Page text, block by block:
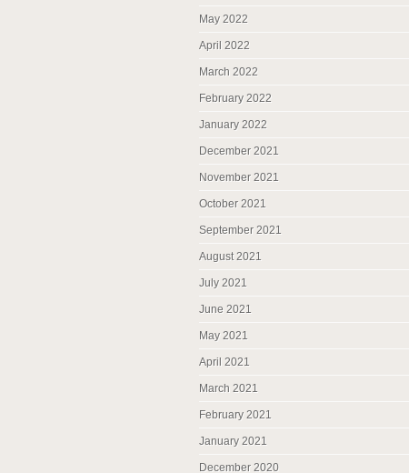
May 2022
April 2022
March 2022
February 2022
January 2022
December 2021
November 2021
October 2021
September 2021
August 2021
July 2021
June 2021
May 2021
April 2021
March 2021
February 2021
January 2021
December 2020